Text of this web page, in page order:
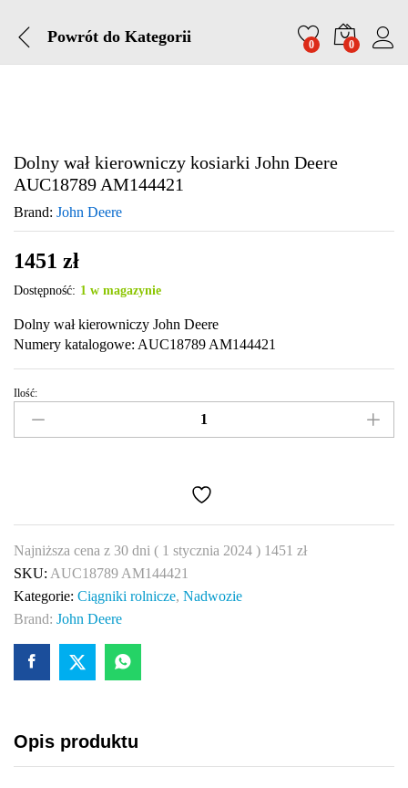
Powrót do Kategorii 0 0
Dolny wał kierowniczy kosiarki John Deere
AUC18789 AM144421
Brand: John Deere
1451 zł
Dostępność: 1 w magazynie
Dolny wał kierowniczy John Deere
Numery katalogowe: AUC18789 AM144421
Dolny
wał
AM144421
quantity
Ilość:
Najniższa cena z 30 dni ( 1 stycznia 2024 ) 1451 zł
SKU: AUC18789 AM144421
Kategorie: Ciągniki rolnicze, Nadwozie
Brand: John Deere
Opis produktu